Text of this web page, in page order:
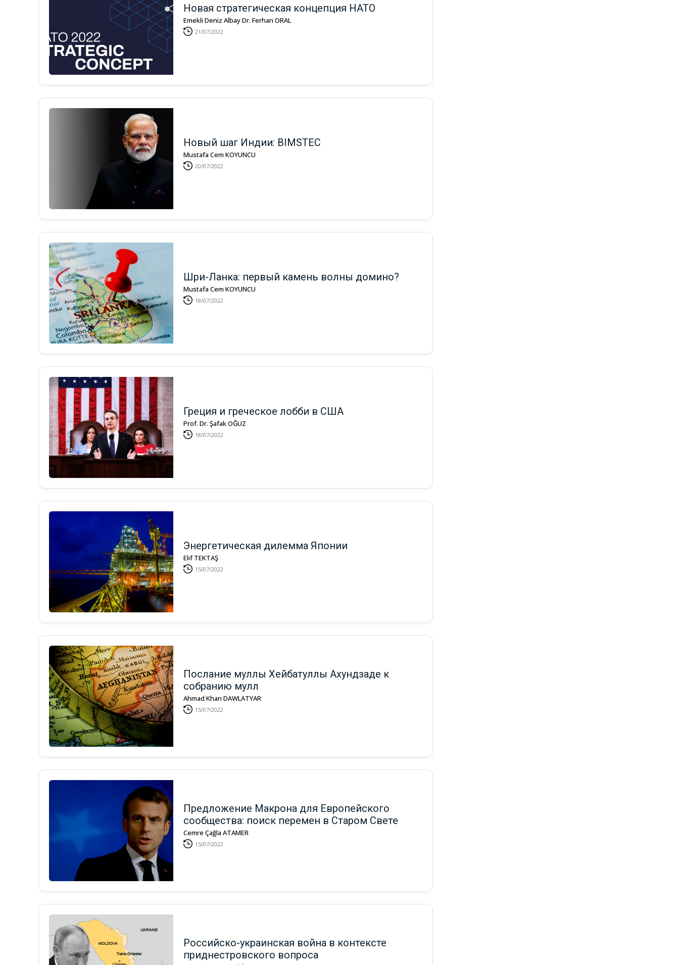
Новая стратегическая концепция НАТО
Emekli Deniz Albay Dr. Ferhan ORAL
21/07/2022
Новый шаг Индии: BIMSTEC
Mustafa Cem KOYUNCU
20/07/2022
Шри-Ланка: первый камень волны домино?
Mustafa Cem KOYUNCU
18/07/2022
Греция и греческое лобби в США
Prof. Dr. Şafak OĞUZ
18/07/2022
Энергетическая дилемма Японии
Elif TEKTAŞ
15/07/2022
Послание муллы Хейбатуллы Ахундзаде к
собранию мулл
Ahmad Khan DAWLATYAR
15/07/2022
Предложение Макрона для Европейского
сообщества: поиск перемен в Старом Свете
Cemre Çağla ATAMER
15/07/2022
Российско-украинская война в контексте
приднестровского вопроса